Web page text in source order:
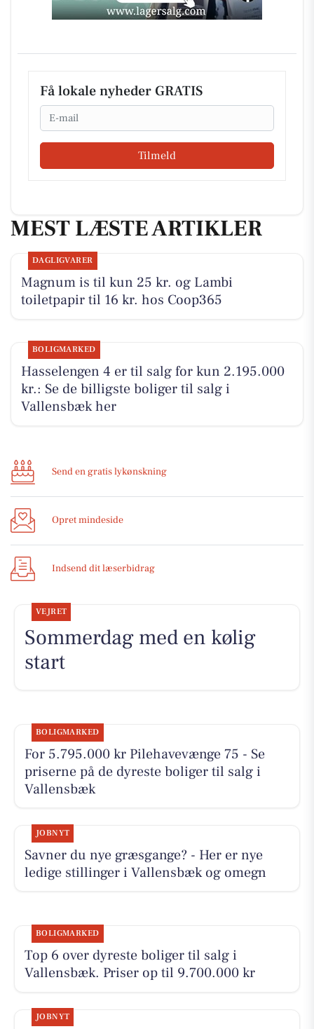
Få lokale nyheder GRATIS
Email
Tilmeld
MEST LÆSTE ARTIKLER
DAGLIGVARER
Magnum is til kun 25 kr. og Lambi
toiletpapir til 16 kr. hos Coop365
BOLIGMARKED
Hasselengen 4 er til salg for kun 2.195.000
kr.: Se de billigste boliger til salg i
Vallensbæk her
Send en gratis lykønskning
Opret mindeside
Indsend dit læserbidrag
VEJRET
Sommerdag med en kølig
start
BOLIGMARKED
For 5.795.000 kr Pilehavevænge 75 - Se
priserne på de dyreste boliger til salg i
Vallensbæk
JOBNYT
Savner du nye græsgange? - Her er nye
ledige stillinger i Vallensbæk og omegn
BOLIGMARKED
Top 6 over dyreste boliger til salg i
Vallensbæk. Priser op til 9.700.000 kr
JOBNYT